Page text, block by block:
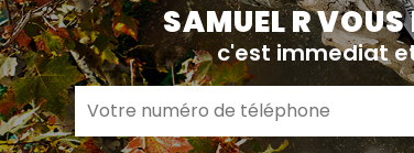
SAMUEL R VOUS
c'est immediat